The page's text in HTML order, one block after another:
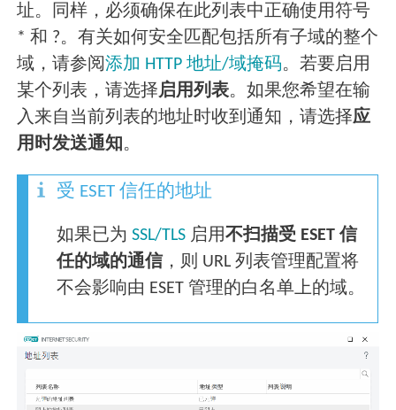
址。同样，必须确保在此列表中正确使用符号
* 和 ?。有关如何安全匹配包括所有子域的整个
域，请参阅添加 HTTP 地址/域掩码。若要启用
某个列表，请选择启用列表。如果您希望在输
入来自当前列表的地址时收到通知，请选择应
用时发送通知 。
受 ESET 信任的地址
如果已为SSL/TLS 启用不扫描受 ESET 信
任的域的通信，则 URL 列表管理配置将
不会影响由 ESET 管理的白名单上的域。